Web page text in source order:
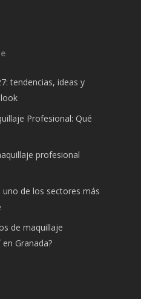
tendencias, ideas y
Profesional: Qué
profesional
de los sectores más
de maquillaje
Granada?